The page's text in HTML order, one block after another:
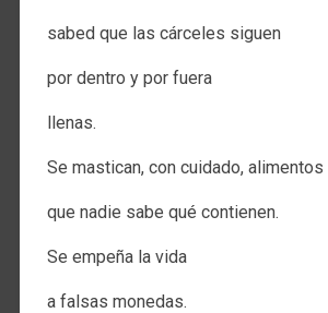
sabed que las cárceles siguen
por dentro y por fuera
llenas.
Se mastican, con cuidado, alimentos
que nadie sabe qué contienen.
Se empeña la vida
a falsas monedas.